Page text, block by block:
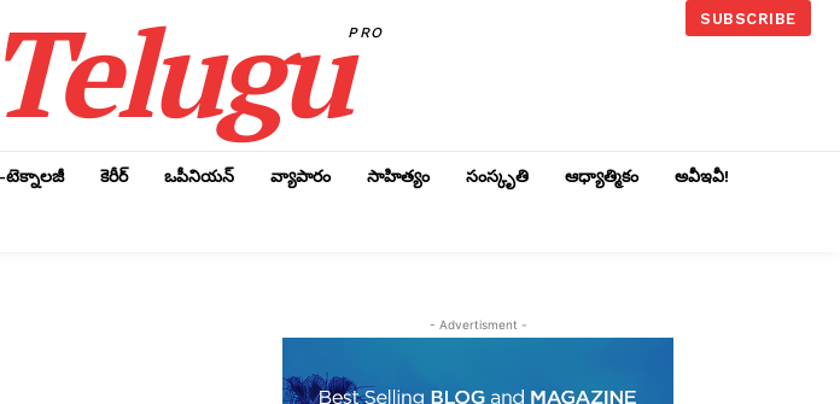
PRO
SUBSCRIBE
టెక్నాలజీ కెరీర్‌ ఒపీనియన్‌ వ్యాపారం సాహిత్యం సంస్కృతి ఆధ్యాత్మికం అవీఇవీ!
- Advertisment -